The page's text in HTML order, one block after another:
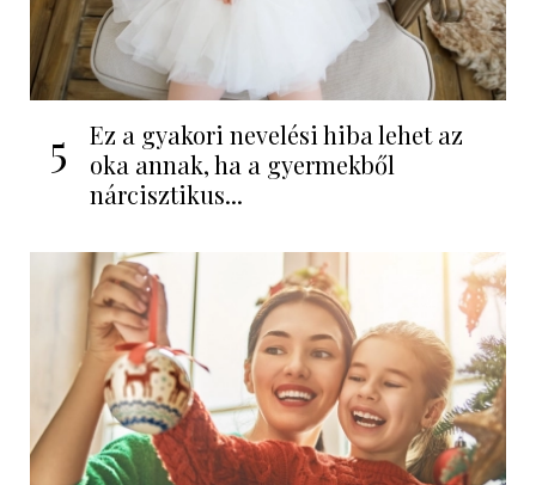
5
Ez a gyakori nevelési hiba lehet az
oka annak, ha a gyermekből
nárcisztikus...